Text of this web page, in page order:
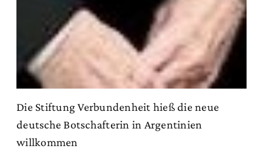
Die Stiftung Verbundenheit hieß die neue
deutsche Botschafterin in Argentinien
willkommen